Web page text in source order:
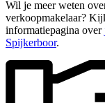
Wil je meer weten
verkoopmakelaar?
informatiepagina over
Spijkerboor.